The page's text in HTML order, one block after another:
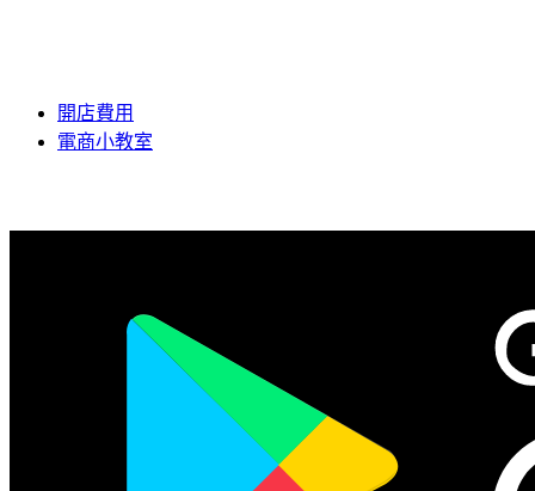
開店費用
電商小教室